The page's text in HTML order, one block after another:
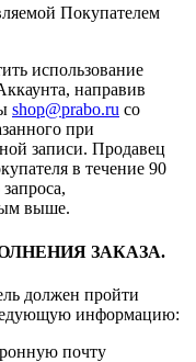
Покупателем
использование
направив
shop@prabo.ru со
при
записи. Продавец
в течение 90
выше.
ЗАКАЗА.
должен пройти
информацию:
почту